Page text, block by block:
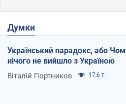
Думки
Український парадокс, або
нічого не вийшло з Україною
Віталій Портников 17,6 т.